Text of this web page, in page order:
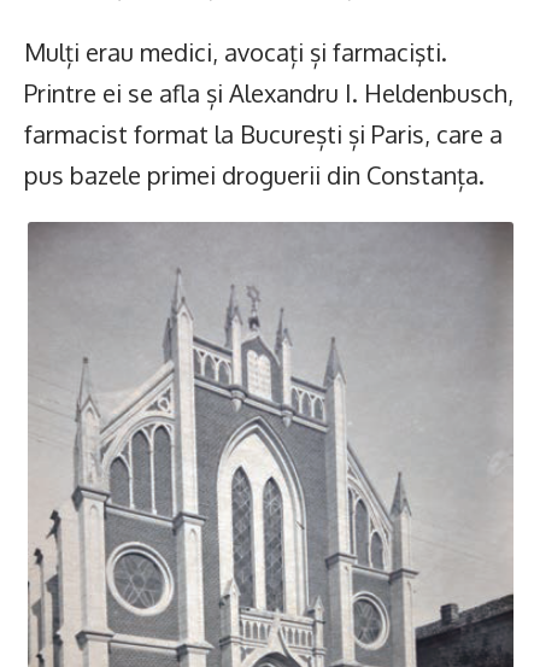
Mulți erau medici, avocați și farmacişti.
Printre ei se afla și Alexandru I. Heldenbusch,
farmacist format la București și Paris, care a
pus bazele primei droguerii din Constanța.